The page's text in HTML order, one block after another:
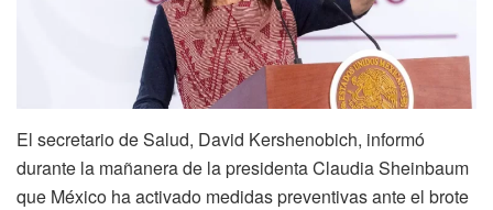
El secretario de Salud, David Kershenobich, informó
durante la mañanera de la presidenta Claudia Sheinbaum
que México ha activado medidas preventivas ante el brote